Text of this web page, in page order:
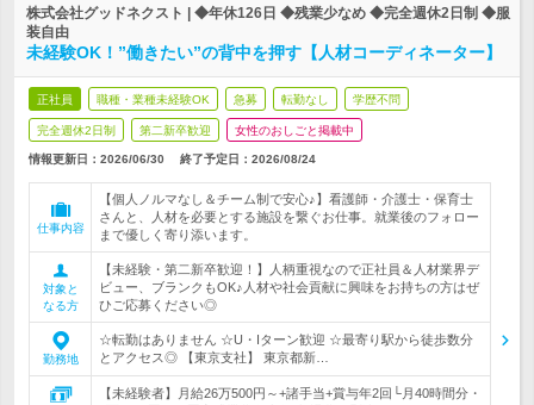
株式会社グッドネクスト | ◆年休126日 ◆残業少なめ ◆完全週休2日制 ◆服
装自由
未経験OK！”働きたい”の背中を押す【人材コーディネーター】
正社員 職種・業種未経験OK 急募 転勤なし 学歴不問
完全週休2日制 第二新卒歓迎 女性のおしごと掲載中
情報更新日：2026/06/30 終了予定日： 2026/08/24
仕事内容
【個人ノルマなし＆チーム制で安心♪】看護師・介護士・保育士
さんと、人材を必要とする施設を繋ぐお仕事。就業後のフォロー
まで優しく寄り添います。
対象と
なる方
【未経験・第二新卒歓迎！】人柄重視なので正社員＆人材業界デ
ビュー、ブランクもOK♪人材や社会貢献に興味をお持ちの方はぜ
ひご応募ください◎
勤務地
☆転勤はありません ☆U・Iターン歓迎 ☆最寄り駅から徒歩数分
とアクセス◎ 【東京支社】 東京都新…
【未経験者】月給26万500円～+諸手当+賞与年2回└月40時間分・